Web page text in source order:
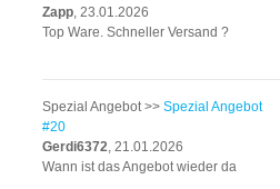
Zapp, 23.01.2026
Top Ware. Schneller Versand ?
Spezial Angebot >> Spezial Angebot
#20
Gerdi6372, 21.01.2026
Wann ist das Angebot wieder da